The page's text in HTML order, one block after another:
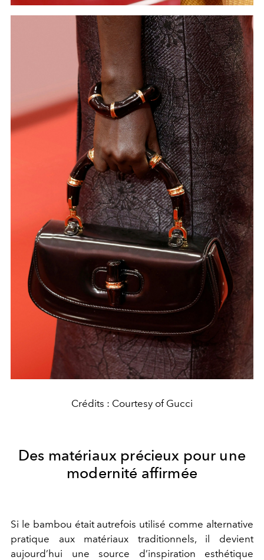
Crédits : Courtesy of Gucci
Des matériaux précieux pour une
modernité affirmée
Si le bambou était autrefois utilisé comme alternative
pratique aux matériaux traditionnels, il devient
aujourd’hui une source d’inspiration esthétique